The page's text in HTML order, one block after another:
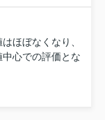
ほぼなくなり、
中心での評価とな